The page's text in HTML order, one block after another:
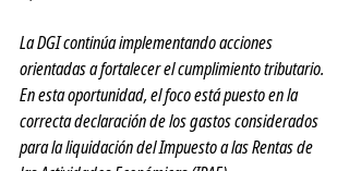
La DGI continúa implementando acciones
orientadas a fortalecer el cumplimiento tributario.
En esta oportunidad, el foco está puesto en la
correcta declaración de los gastos considerados
para la liquidación del Impuesto a las Rentas de